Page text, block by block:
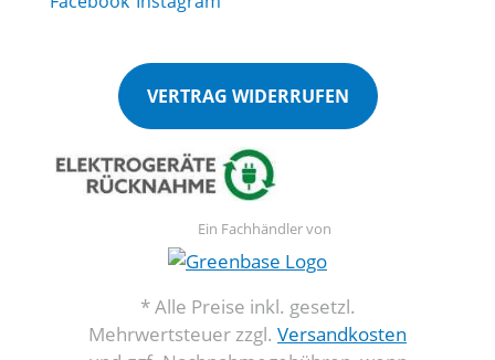
VERTRAG WIDERRUFEN
Ein Fachhändler von
* Alle Preise inkl. gesetzl.
Mehrwertsteuer zzgl. Versandkosten